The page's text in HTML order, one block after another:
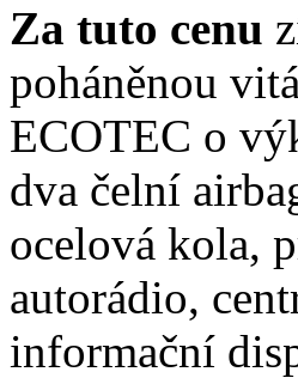
Za tuto cenu
poháněnou
ECOTEC o
dva čelní
ocelová kola,
autorádio,
informační